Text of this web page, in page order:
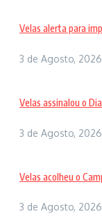
Velas alerta para
3 de Agosto, 2026
Velas assinalou o
3 de Agosto, 2026
Velas acolheu o
3 de Agosto, 2026